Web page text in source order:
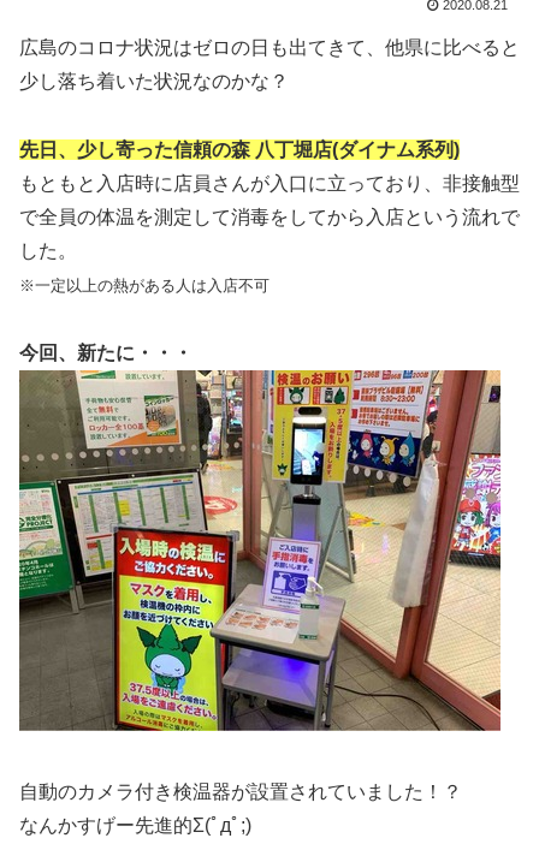
2020.08.21
広島のコロナ状況はゼロの日も出てきて、他県に比べると
少し落ち着いた状況なのかな？
先日、少し寄った信頼の森 八丁堀店(ダイナム系列)
もともと入店時に店員さんが入口に立っており、非接触型
で全員の体温を測定して消毒をしてから入店という流れで
した。
※一定以上の熱がある人は入店不可
今回、新たに・・・
自動のカメラ付き検温器が設置されていました！？
なんかすげー先進的Σ(ﾟдﾟ;)